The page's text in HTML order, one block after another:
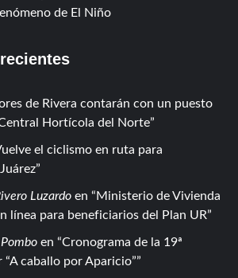
de El Niño
de Rivera contarán con un puesto
Hortícola del Norte
el ciclismo en ruta para
Luzardo en
Ministerio de Vivienda
línea para beneficiarios del Plan UR
en
Cronograma de la 19ª
caballo por Aparicio”